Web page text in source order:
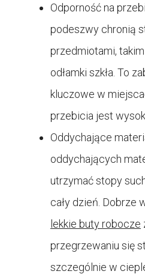
Odporność na
podeszwy chronią
przedmiotami,
odłamki szkła. To
kluczowe w
przebicia jest
Oddychające
oddychających
utrzymać stopy
cały dzień. Dobrze
lekkie buty robocze
przegrzewaniu się
szczególnie w